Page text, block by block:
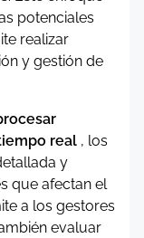
potenciales
realizar
y gestión de
real , los
y
que afectan el
a los gestores
evaluar